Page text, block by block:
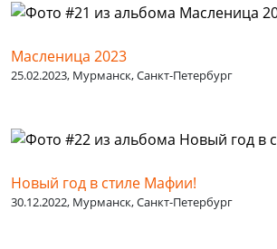
Масленица 2023
25.02.2023, Мурманск, Санкт-Петербург
Новый год в стиле Мафии!
30.12.2022, Мурманск, Санкт-Петербург